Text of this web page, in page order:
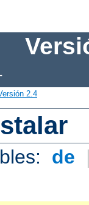
2.4
de